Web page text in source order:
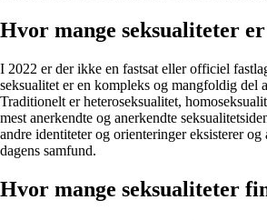
Hvor mange seksualiteter
I 2022 er der ikke en fastsat eller officiel
seksualitet er en kompleks og mangfoldig del
Traditionelt er heteroseksualitet,
mest anerkendte og anerkendte
andre identiteter og orienteringer eksisterer og
dagens samfund.
Hvor mange seksualiteter